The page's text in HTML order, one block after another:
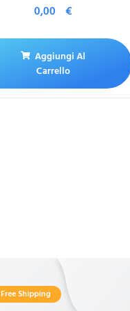
0,00 €
Aggiungi Al
Carrello
Free Shipping